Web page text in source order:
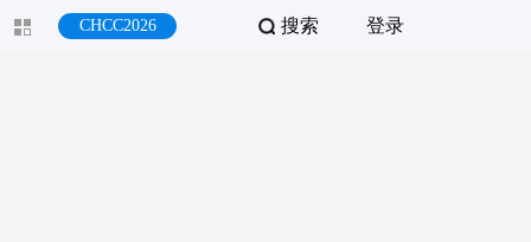
登录
搜索
CHCC2026